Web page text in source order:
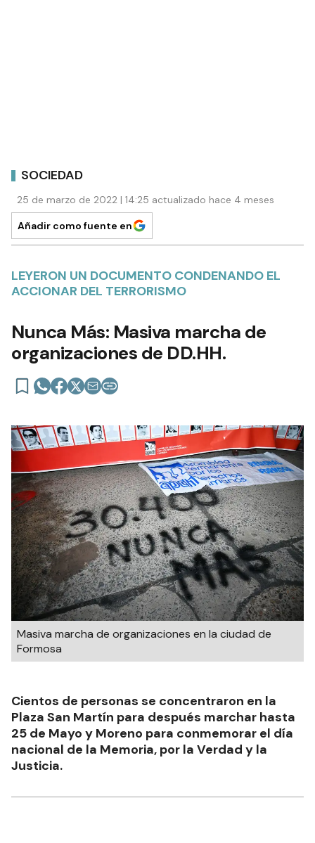
SOCIEDAD
25 de marzo de 2022 | 14:25 actualizado hace 4 meses
Añadir como fuente en
LEYERON UN DOCUMENTO CONDENANDO EL
ACCIONAR DEL TERRORISMO
Nunca Más: Masiva marcha de
organizaciones de DD.HH.
Masiva marcha de organizaciones en la ciudad de
Formosa
Cientos de personas se concentraron en la
Plaza San Martín para después marchar hasta
25 de Mayo y Moreno para conmemorar el día
nacional de la Memoria, por la Verdad y la
Justicia.